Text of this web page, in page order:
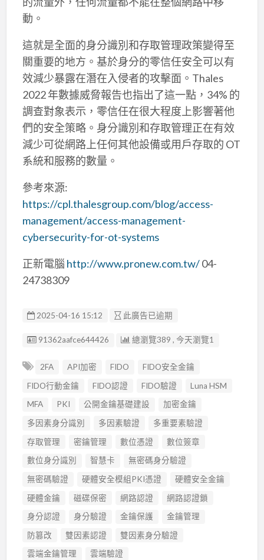
動。
這就是全面的身分識別和存取管理政策變得至
關重要的地方。基於身分的零信任安全可以有
效減少暴露在潛在入侵者的攻擊面。Thales
2022 年數據威脅報告也指出了這一點，34% 的
調查對象表示，零信任在很大程度上影響著他
們的安全策略。身分識別和存取管理正在有效
減少可從網路上任何其他設備或用戶存取的 OT
系統和服務的數量。
參考來源:
https://cpl.thalesgroup.com/blog/access-
management/access-management-
cybersecurity-for-ot-systems
正新電腦 http://www.pronew.com.tw/04-
24738309
2025-04-16 15:12 此廣告已逾期
廣告编號
91362aafce644426 總瀏覽389 , 今天瀏覽1
2FA API加密 FIDO
FIDO安全金鑰
FIDO行動金鑰
FIDO認證 FIDO驗證
Luna HSM
MFA
PKI 公開金鑰基礎建設
加密金鑰
多因素身分識別
多因素驗證
多重要素驗證
存取管理
密鑰管理 數位憑證
數位簽章
數位身分識別
智慧卡
無密碼身分驗證
無密碼驗證
硬體安全模組PKI憑證
硬體安全金鑰
硬體金鑰
磁碟保密 網路認證
網路認證鎖
身分認證
身分驗證 金鑰保護
金鑰管理
防篡改
雙因素認證
雙因素身分驗證
雲端金鑰管理
雲端驗證